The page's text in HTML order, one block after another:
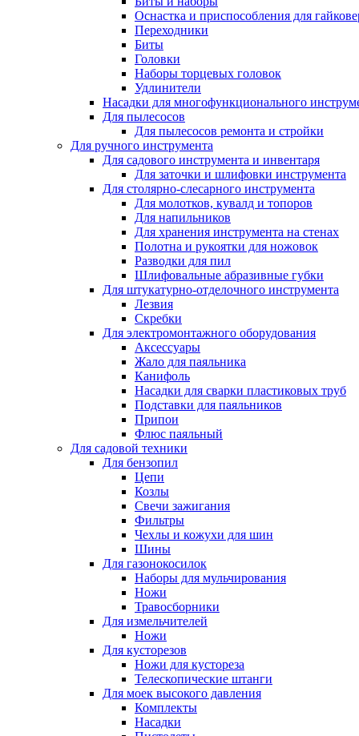
Оснастка и приспособления для
Переходники
Биты
Головки
Наборы торцевых головок
Удлинители
Насадки для многофункционального
Для пылесосов
Для пылесосов ремонта и стройки
Для ручного инструмента
Для садового инструмента и инвентаря
Для заточки и шлифовки инструмента
Для столярно-слесарного инструмента
Для молотков, кувалд и топоров
Для напильников
Для хранения инструмента на стенах
Полотна и рукоятки для ножовок
Разводки для пил
Шлифовальные абразивные губки
Для штукатурно-отделочного инструмента
Лезвия
Скребки
Для электромонтажного оборудования
Аксессуары
Жало для паяльника
Канифоль
Насадки для сварки пластиковых труб
Подставки для паяльников
Припои
Флюс паяльный
Для садовой техники
Для бензопил
Цепи
Козлы
Свечи зажигания
Фильтры
Чехлы и кожухи для шин
Шины
Для газонокосилок
Наборы для мульчирования
Ножи
Травосборники
Для измельчителей
Ножи
Для кусторезов
Ножи для кустореза
Телескопические штанги
Для моек высокого давления
Комплекты
Насадки